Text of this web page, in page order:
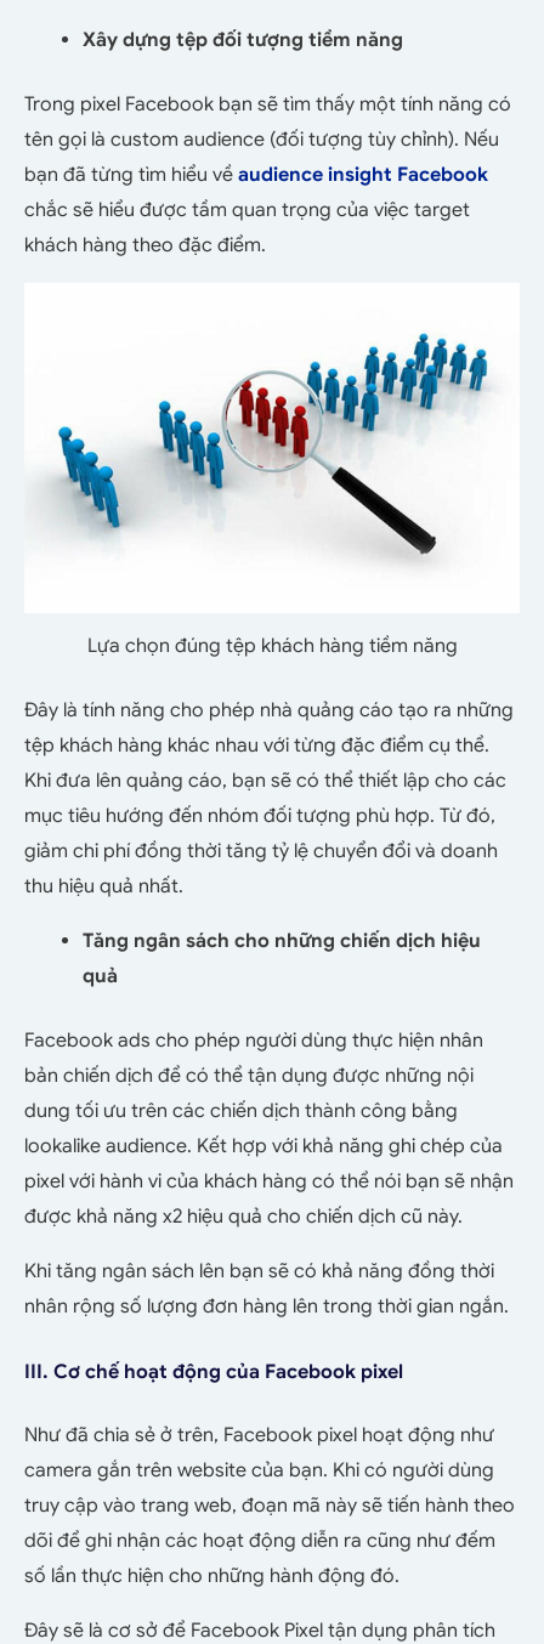
Xây dựng tệp đối tượng tiềm năng
Trong pixel Facebook bạn sẽ tìm thấy một tính năng có
tên gọi là custom audience (đối tượng tùy chỉnh). Nếu
bạn đã từng tìm hiểu về audience insight Facebook
chắc sẽ hiểu được tầm quan trọng của việc target
khách hàng theo đặc điểm.
Lựa chọn đúng tệp khách hàng tiềm năng
Đây là tính năng cho phép nhà quảng cáo tạo ra những
tệp khách hàng khác nhau với từng đặc điểm cụ thể.
Khi đưa lên quảng cáo, bạn sẽ có thể thiết lập cho các
mục tiêu hướng đến nhóm đối tượng phù hợp. Từ đó,
giảm chi phí đồng thời tăng tỷ lệ chuyển đổi và doanh
thu hiệu quả nhất.
Tăng ngân sách cho những chiến dịch hiệu
quả
Facebook ads cho phép người dùng thực hiện nhân
bản chiến dịch để có thể tận dụng được những nội
dung tối ưu trên các chiến dịch thành công bằng
lookalike audience. Kết hợp với khả năng ghi chép của
pixel với hành vi của khách hàng có thể nói bạn sẽ nhận
được khả năng x2 hiệu quả cho chiến dịch cũ này.
Khi tăng ngân sách lên bạn sẽ có khả năng đồng thời
nhân rộng số lượng đơn hàng lên trong thời gian ngắn.
III. Cơ chế hoạt động của Facebook pixel
Như đã chia sẻ ở trên, Facebook pixel hoạt động như
camera gắn trên website của bạn. Khi có người dùng
truy cập vào trang web, đoạn mã này sẽ tiến hành theo
dõi để ghi nhận các hoạt động diễn ra cũng như đếm
số lần thực hiện cho những hành động đó.
Đây sẽ là cơ sở để Facebook Pixel tận dụng phân tích